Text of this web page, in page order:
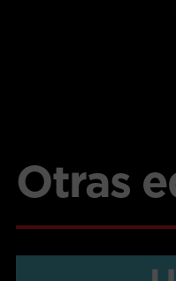
Otras